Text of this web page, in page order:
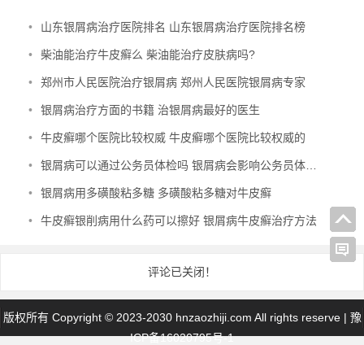
• 山东银屑病治疗医院排名 山东银屑病治疗医院排名榜
• 柴油能治疗牛皮癣么 柴油能治疗皮肤病吗?
• 郑州市人民医院治疗银屑病 郑州人民医院银屑病专家
• 银屑病治疗方面的书籍 治银屑病最好的医生
• 牛皮癣哪个医院比较权威 牛皮癣哪个医院比较权威的
• 银屑病可以通过公务员体检吗 银屑病会影响公务员体检通过吗
• 银屑病用多磺酸粘多糖 多磺酸粘多糖对牛皮癣
• 牛皮癣银削病用什么药可以擦好 银屑病牛皮癣治疗方法
评论已关闭！
版权所有 Copyright © 2023-2030 hnzaozhiji.com All rights reserve | 豫
ICP备16020795号-1